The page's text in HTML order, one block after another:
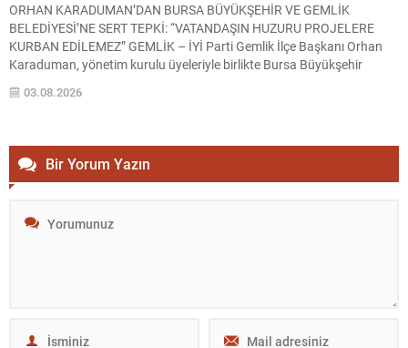
ORHAN KARADUMAN’DAN BURSA BÜYÜKŞEHİR VE GEMLİK
BELEDİYESİ’NE SERT TEPKİ: “VATANDAŞIN HUZURU PROJELERE
KURBAN EDİLEMEZ” GEMLİK – İYİ Parti Gemlik İlçe Başkanı Orhan
Karaduman, yönetim kurulu üyeleriyle birlikte Bursa Büyükşehir
Belediyesi tarafından Gemlik sahilinde sürdürülen düzenleme
çalışmalarını yerinde incelediklerini belirterek, özellikle Kayıkhane
03.08.2026
Bir Yorum Yazın